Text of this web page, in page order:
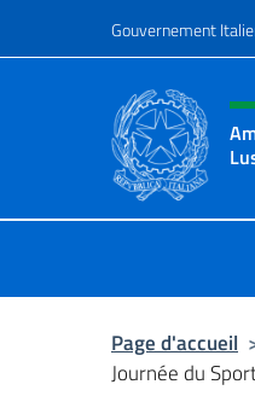
Gouvernement
Site Web,
Page d'accueil
Journée du